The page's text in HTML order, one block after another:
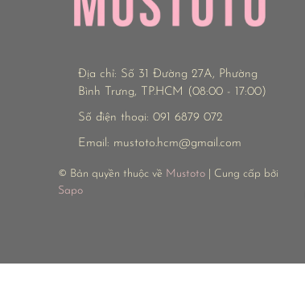
Địa chỉ: Số 31 Đường 27A, Phường
Bình Trưng, TP.HCM (08:00 - 17:00)
Số điện thoại: 091 6879 072
Email: mustoto.hcm@gmail.com
© Bản quyền thuộc về Mustoto | Cung cấp bởi
Sapo